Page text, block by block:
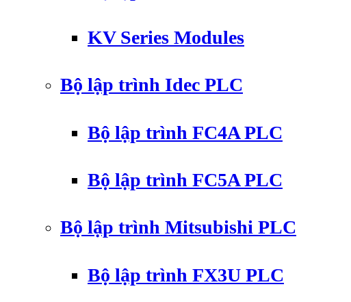
KV Series Modules
Bộ lập trình Idec PLC
Bộ lập trình FC4A PLC
Bộ lập trình FC5A PLC
Bộ lập trình Mitsubishi PLC
Bộ lập trình FX3U PLC